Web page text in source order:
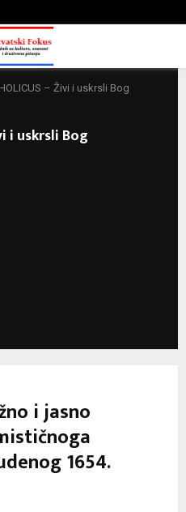
– Živi i uskrsli Bog
i uskrsli Bog
i jasno
1654.